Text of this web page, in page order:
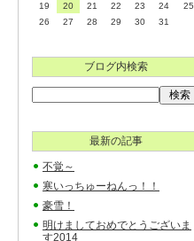
19
20 21 22 23 24
25
26
27 28 29 30 31
ブログ内検索
最新の記事
不覚～
寒いっちゅーねんっ！！
豪雪！
明けましておめでとうございま
す2014